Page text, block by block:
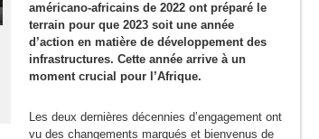
américano-africains de 2022 ont préparé le
terrain pour que 2023 soit une année
d’action en matière de développement des
infrastructures. Cette année arrive à un
moment crucial pour l’Afrique.
Les deux dernières décennies d’engagement ont
vu des changements marqués et bienvenus de